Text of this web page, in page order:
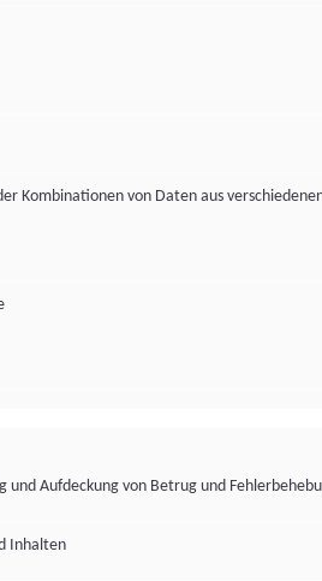
Kombinationen von Daten aus
Aufdeckung von Betrug und
Inhalten